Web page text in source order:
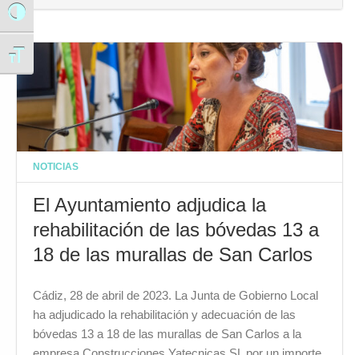
Alternar alto contraste
Alternar tamaño de letra
NOTICIAS
El Ayuntamiento adjudica la
rehabilitación de las bóvedas 13 a
18 de las murallas de San Carlos
Cádiz, 28 de abril de 2023. La Junta de Gobierno Local
ha adjudicado la rehabilitación y adecuación de las
bóvedas 13 a 18 de las murallas de San Carlos a la